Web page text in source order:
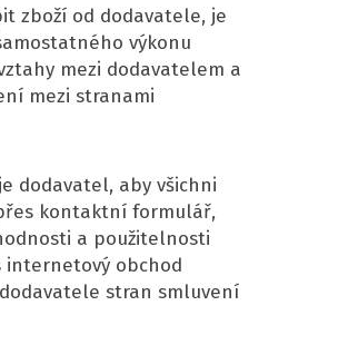
zboží od dodavatele, je
výkonu
mezi dodavatelem a
mezi stranami
dodavatel, aby všichni
kontaktní formulář,
a použitelnosti
internetový obchod
stran smluvení